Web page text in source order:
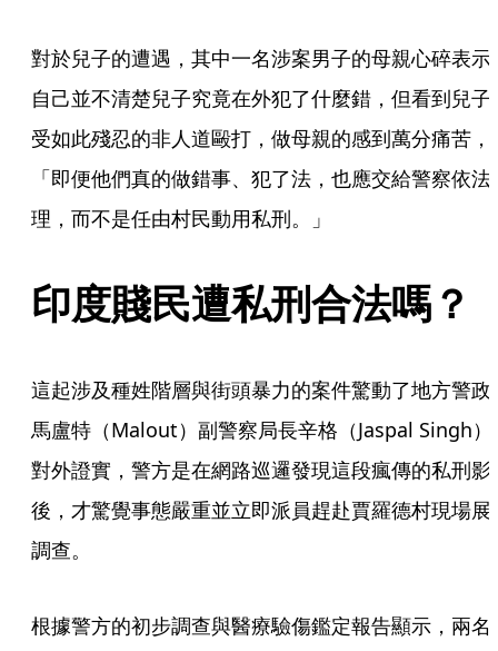
對於兒子的遭遇，其中一名涉案男子的母親心碎表示
自己並不清楚兒子究竟在外犯了什麼錯，但看到兒子
受如此殘忍的非人道毆打，做母親的感到萬分痛苦，
「即便他們真的做錯事、犯了法，也應交給警察依法
理，而不是任由村民動用私刑。」
印度賤民遭私刑合法嗎？
這起涉及種姓階層與街頭暴力的案件驚動了地方警政
馬盧特（Malout）副警察局長辛格（Jaspal Singh）
對外證實，警方是在網路巡邏發現這段瘋傳的私刑影
後，才驚覺事態嚴重並立即派員趕赴賈羅德村現場展
調查。
根據警方的初步調查與醫療驗傷鑑定報告顯示，兩名